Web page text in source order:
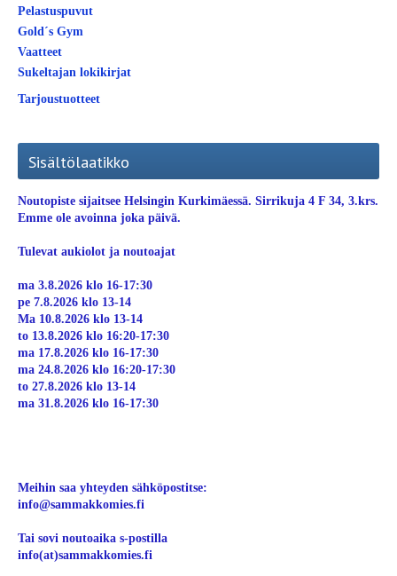
Pelastuspuvut
Gold´s Gym
Vaatteet
Sukeltajan lokikirjat
Tarjoustuotteet
Sisältölaatikko
Noutopiste sijaitsee Helsingin Kurkimäessä. Sirrikuja 4 F 34, 3.krs.
Emme ole avoinna joka päivä.
Tulevat aukiolot ja noutoajat
ma 3.8.2026 klo 16-17:30
pe 7.8.2026 klo 13-14
Ma 10.8.2026 klo 13-14
to 13.8.2026 klo 16:20-17:30
ma 17.8.2026 klo 16-17:30
ma 24.8.2026 klo 16:20-17:30
to 27.8.2026 klo 13-14
ma 31.8.2026 klo 16-17:30
Meihin saa yhteyden sähköpostitse:
info@sammakkomies.fi
Tai sovi noutoaika s-postilla
info(at)sammakkomies.fi